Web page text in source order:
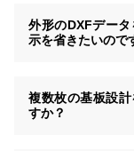
外形のDXFデー
示を省きたいので
複数枚の基板設
すか？